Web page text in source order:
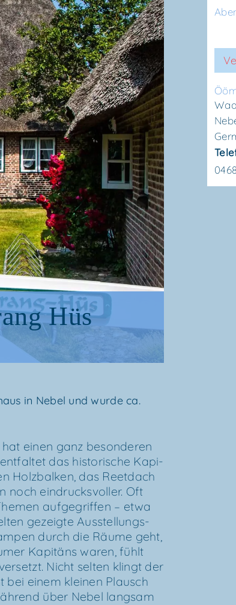
Hüs
in Nebel und wur­de ca.
einen ganz beson­de­ren
das his­to­ri­sche Kapi­
Holz­bal­ken, das Reet­dach
noch ein­drucks­vol­ler. Oft
auf­ge­grif­fen – etwa
gezeig­te Aus­stel­lungs­
durch die Räu­me geht,
Kapi­täns waren, fühlt
Nicht sel­ten klingt der
bei einem klei­nen Plausch
über Nebel lang­sam